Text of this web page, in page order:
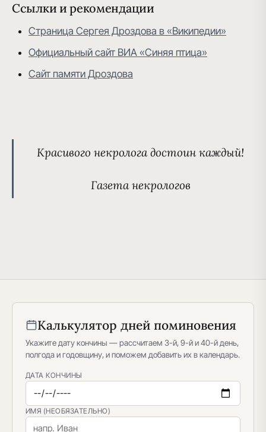
Ссылки и рекомендации
Страница Сергея Дроздова в «Википедии»
Официальный сайт ВИА «Синяя птица»
Сайт памяти Дроздова
Красивого некрологадостоин каждый!
Газета некрологов
Калькулятор дней поминовения
Укажите дату кончины — рассчитаем 3-й, 9-й и 40-й день,
полгода и годовщину, и поможем добавить их в календарь.
ДАТА КОНЧИНЫ
ИМЯ (НЕОБЯЗАТЕЛЬНО)